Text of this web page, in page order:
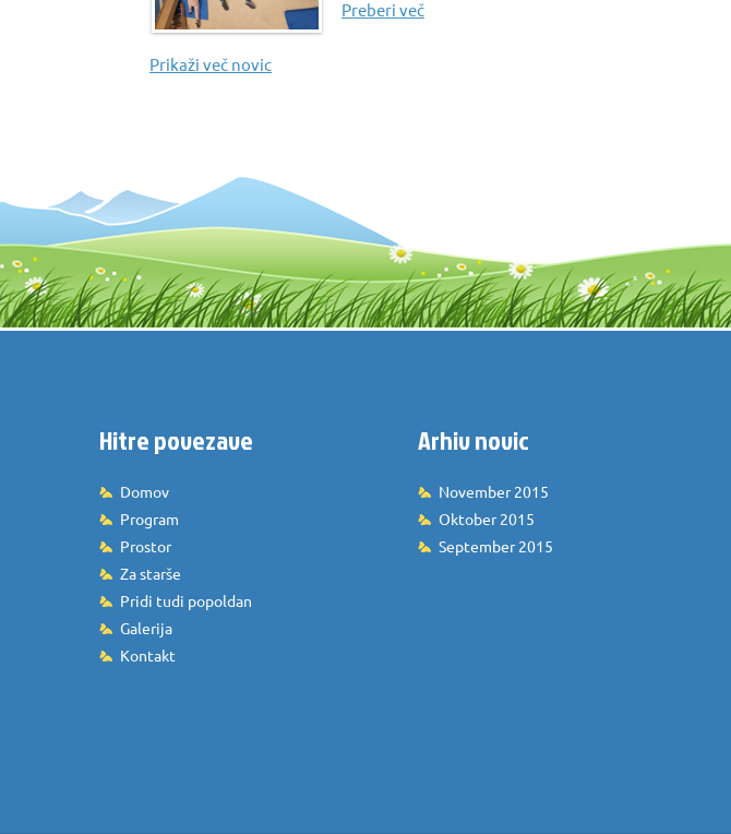
Preberi več
Prikaži več novic
Hitre povezave
Domov
Program
Prostor
Za starše
Pridi tudi popoldan
Galerija
Kontakt
Arhiv novic
November 2015
Oktober 2015
September 2015